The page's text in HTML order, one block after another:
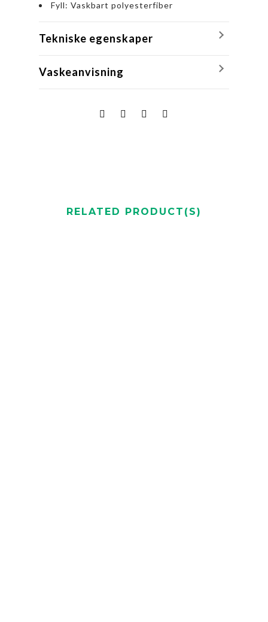
Fyll: Vaskbart polyesterfiber
Tekniske egenskaper
Vaskeanvisning
RELATED PRODUCT(S)